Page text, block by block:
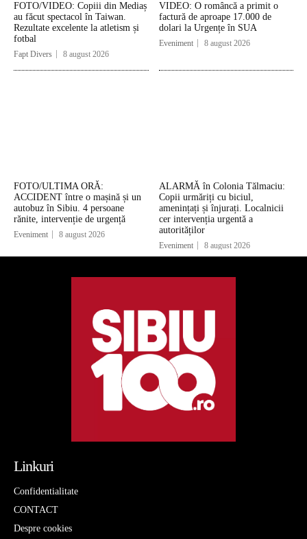
FOTO/VIDEO: Copiii din Mediaș
au făcut spectacol în Taiwan.
Rezultate excelente la atletism și
fotbal
Fapt Divers 8 august 2026
VIDEO: O româncă a primit o
factură de aproape 17.000 de
dolari la Urgențe în SUA
Eveniment 8 august 2026
FOTO/ULTIMA ORĂ:
ACCIDENT între o mașină și un
autobuz în Sibiu. 4 persoane
rănite, intervenție de urgență
Eveniment 8 august 2026
ALARMĂ în Colonia Tălmaciu:
Copii urmăriți cu biciul,
amenințați și înjurați. Localnicii
cer intervenția urgentă a
autorităților
Eveniment 8 august 2026
Linkuri
Confidentialitate
CONTACT
Despre cookies